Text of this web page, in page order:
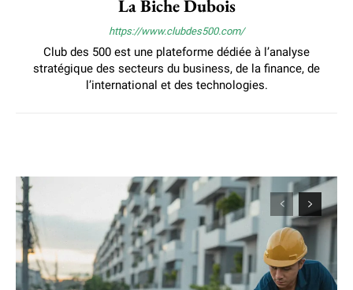
La Biche Dubois
https://www.clubdes500.com/
Club des 500 est une plateforme dédiée à l’analyse
stratégique des secteurs du business, de la finance, de
l’international et des technologies.